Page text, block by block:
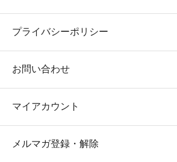
プライバシーポリシー
お問い合わせ
マイアカウント
メルマガ登録・解除